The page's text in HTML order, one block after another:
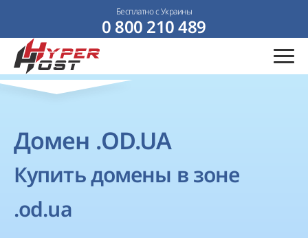
Бесплатно с Украины
0 800 210 489
Домен .OD.UA
Купить домены в зоне
.od.ua